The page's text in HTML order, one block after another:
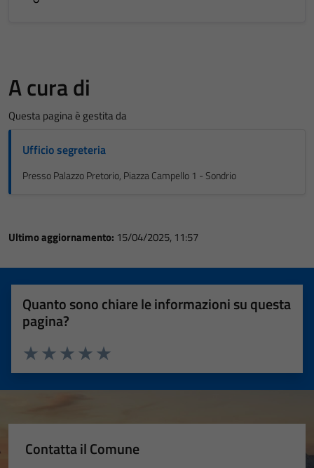
A cura di
Questa pagina è gestita da
Ufficio segreteria
Presso Palazzo Pretorio, Piazza Campello 1 - Sondrio
Ultimo aggiornamento: 15/04/2025, 11:57
Quanto sono chiare le informazioni su questa
pagina?
Valuta 5 stelle su 5
Valuta 4 stelle su 5
Valuta 3 stelle su 5
Valuta 2 stelle su 5
Valuta 1 stelle su 5
Contatta il Comune